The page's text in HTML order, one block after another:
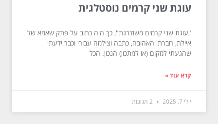
עוגת שני קרמים נוסטלגית
"עוגת שני קרמים משודרגת", כך היה כתוב על פתק שאמא של
איילת, חברתי האהובה, כתבה וצילמה עבורי וכבר ידעתי
שהגעתי למקום (או למתכון) הנכון. הכל
קרא עוד »
יולי 7, 2025